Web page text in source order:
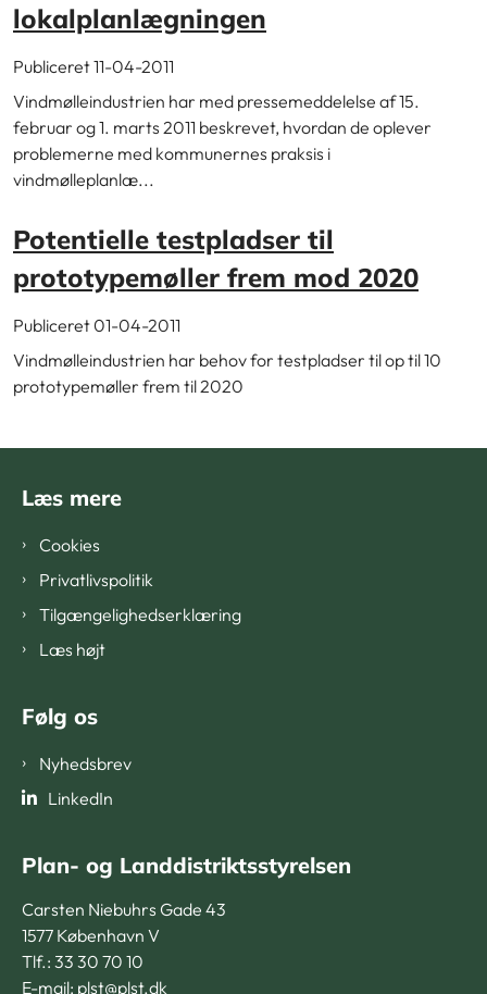
lokalplanlægningen
Publiceret 11-04-2011
Vindmølleindustrien har med pressemeddelelse af 15.
februar og 1. marts 2011 beskrevet, hvordan de oplever
problemerne med kommunernes praksis i
vindmølleplanlæ...
Potentielle testpladser til
prototypemøller frem mod 2020
Publiceret 01-04-2011
Vindmølleindustrien har behov for testpladser til op til 10
prototypemøller frem til 2020
Læs mere
Cookies
Privatlivspolitik
Tilgængelighedserklæring
Læs højt
Følg os
Nyhedsbrev
LinkedIn
Plan- og Landdistriktsstyrelsen
Carsten Niebuhrs Gade 43
1577 København V
Tlf.: 33 30 70 10
E-mail: plst@plst.dk